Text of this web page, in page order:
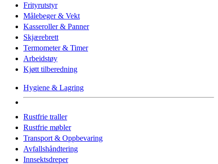
Frityrutstyr
Målebeger & Vekt
Kasseroller & Panner
Skjærebrett
Termometer & Timer
Arbeidstøy
Kjøtt tilberedning
Hygiene & Lagring
Rustfrie traller
Rustfrie møbler
Transport & Oppbevaring
Avfallshåndtering
Innsektsdreper